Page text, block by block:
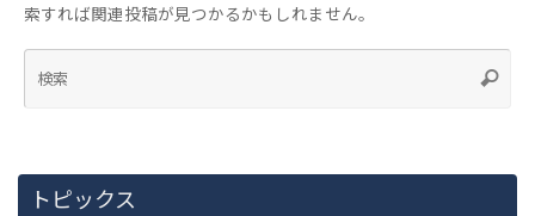
索すれば関連投稿が見つかるかもしれません。
トピックス